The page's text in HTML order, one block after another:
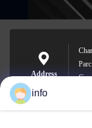
Address
info